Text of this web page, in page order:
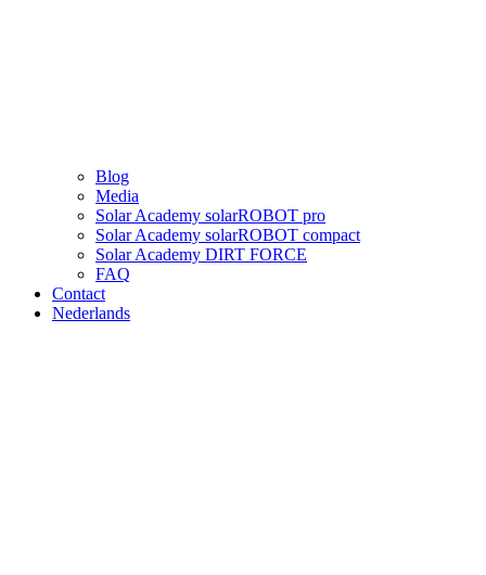
Blog
Media
Solar Academy solarROBOT pro
Solar Academy solarROBOT compact
Solar Academy DIRT FORCE
FAQ
Contact
Nederlands